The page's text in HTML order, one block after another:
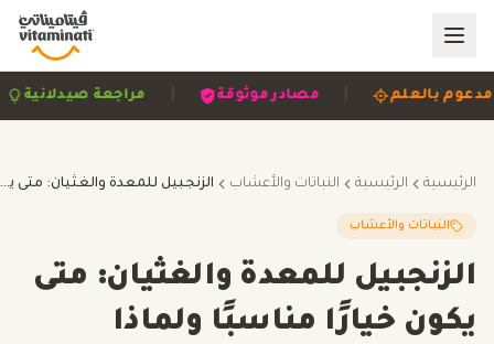
مراجعة | مصادر موثوقة | مدعوم بالعلم |
الرئيسية الرئيسية النباتات والأعشاب الزنجبيل للمعدة والغثيان: متى يكون خيارًا مناسبًا ولماذا
النباتات والأعشاب
الزنجبيل للمعدة والغثيان: متى
يكون خيارًا مناسبًا ولماذا